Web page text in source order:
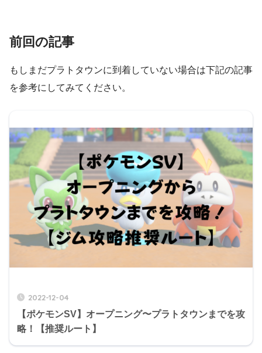
前回の記事
もしまだプラトタウンに到着していない場合は下記の記事
を参考にしてみてください。
2022-12-04
【ポケモンSV】オープニング〜プラトタウンまでを攻
略！【推奨ルート】